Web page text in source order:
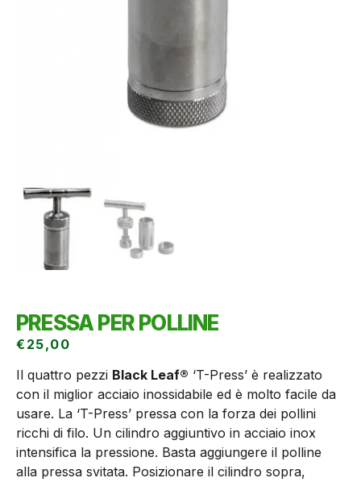
PRESSA PER POLLINE
€ 25,00
Il quattro pezzi Black Leaf® ‘T-Press’ è realizzato
con il miglior acciaio inossidabile ed è molto facile da
usare. La ‘T-Press’ pressa con la forza dei pollini
ricchi di filo. Un cilindro aggiuntivo in acciaio inox
intensifica la pressione. Basta aggiungere il polline
alla pressa svitata. Posizionare il cilindro sopra,